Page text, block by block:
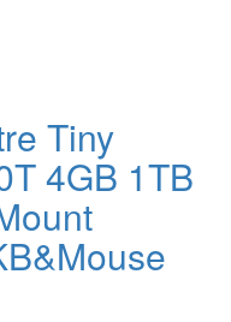
Tiny
4GB 1TB